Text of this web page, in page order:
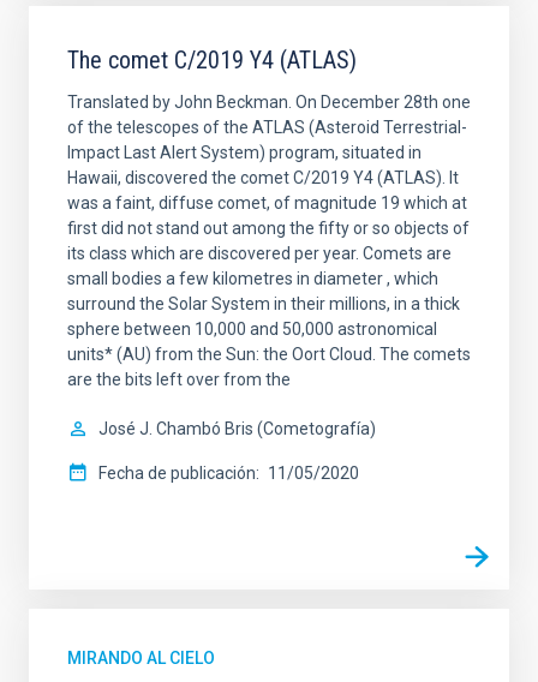
The comet C/2019 Y4 (ATLAS)
Translated by John Beckman. On December 28th one
of the telescopes of the ATLAS (Asteroid Terrestrial-
Impact Last Alert System) program, situated in
Hawaii, discovered the comet C/2019 Y4 (ATLAS). It
was a faint, diffuse comet, of magnitude 19 which at
first did not stand out among the fifty or so objects of
its class which are discovered per year. Comets are
small bodies a few kilometres in diameter , which
surround the Solar System in their millions, in a thick
sphere between 10,000 and 50,000 astronomical
units* (AU) from the Sun: the Oort Cloud. The comets
are the bits left over from the
José J. Chambó Bris (Cometografía)
Fecha de publicación 11/05/2020
MIRANDO AL CIELO